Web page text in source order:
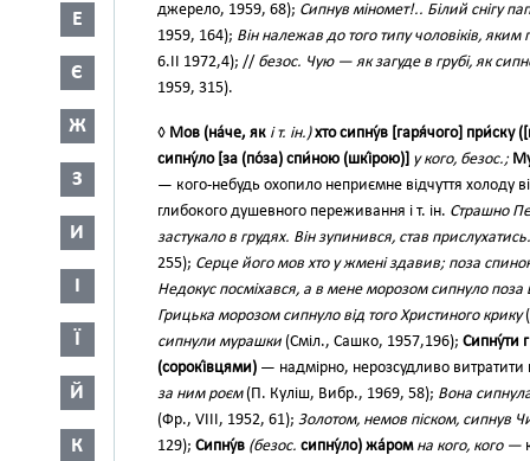
Е
Є
Ж
З
И
І
Ї
Й
К
джерело, 1959, 68); Сипнув міномет!.. Білий снігу
1959, 164); Він належав до того типу чоловіків,
6.II 1972,4); // безос. Чую — як загуде в грубі, як
1959, 315).
◊ Мов (на́че, як і т. ін.) хто сипну́в [гаря́чого] при́ску
сипну́ло [за (по́за) спи́ною (шкі́рою)] у кого, безос.;
— кого-небудь охопило неприємне відчуття холоду
глибокого душевного переживання і т. ін. Страшно
застукало в грудях. Він зупинився, став
255); Серце його мов хто у жмені здавив; поза
Недокус посміхався, а в мене морозом сипнуло поза
Грицька морозом сипнуло від того Христиного крику
сипнули мурашки (Сміл., Сашко, 1957,196); Сипну́ти
(сорокі́вцями) — надмірно, нерозсудливо витратити
за ним роєм(П. Куліш, Вибр., 1969, 58); Вона
(Фр., VIII, 1952, 61); Золотом, немов піском, сипнув
129); Сипну́в (безос. сипну́ло) жа́ром на кого, кого —